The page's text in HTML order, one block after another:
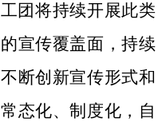
团将持续开展此类
宣传覆盖面，持续
断创新宣传形式和
态化、制度化，自